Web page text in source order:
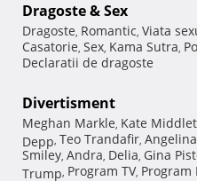
Dragoste & Sex
Dragoste, Romantic, Viata
Casatorie, Sex, Kama Sutra,
Declaratii de dragoste
Divertisment
Meghan Markle, Kate
Depp, Teo Trandafir,
Smiley, Andra, Delia, Gina
Trump, Program TV, Program